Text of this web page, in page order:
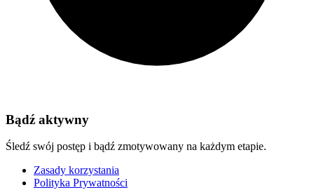
Bądź aktywny
Śledź swój postęp i bądź zmotywowany na każdym etapie.
Zasady korzystania
Polityka Prywatności